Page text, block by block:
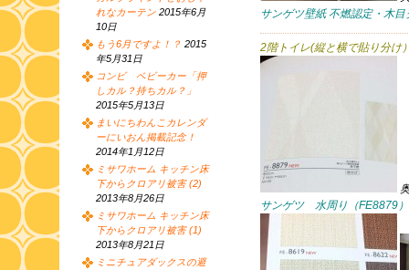
サンゲツ壁紙 不燃認定・木
2階トイレ(縦と横で貼り分け
サンゲツ 水周り（FE8879）
れなカーテン 2015年6月
10日
もう6月ですよ！？ 2015
年5月31日
コンビ ベビーカー「押
しカル？持ちカル？」
2015年5月13日
まいにちわんこカレンダ
ーにいおん掲載記念！
2014年1月12日
ミサワホーム キッチン床
下からクロアリ被害 (2)
2013年8月26日
ミサワホーム キッチン床
下からクロアリ被害 (1)
2013年8月21日
ミニチュアダックスの避